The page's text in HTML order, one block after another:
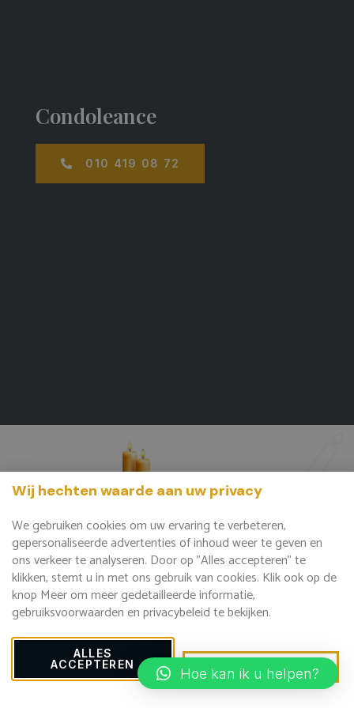
Condoleance
010 419 08 72
Wij willen gedenken....
Hoe kan ik u helpen?
Wij hechten waarde aan uw privacy
We gebruiken cookies om uw ervaring te verbeteren,
gepersonaliseerde advertenties of inhoud weer te geven en
ons verkeer te analyseren. Door op "Alles accepteren" te
klikken, stemt u in met ons gebruik van cookies. Klik ook op de
knop Meer om meer gedetailleerde informatie,
gebruiksvoorwaarden en privacybeleid te bekijken.
ALLES
ACCEPTEREN
DETAILS BEKIJKEN